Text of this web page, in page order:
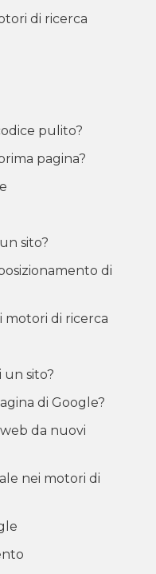
di ricerca
pulito?
pagina?
sito?
di
motori di ricerca
un sito?
di Google?
da nuovi
nei motori di